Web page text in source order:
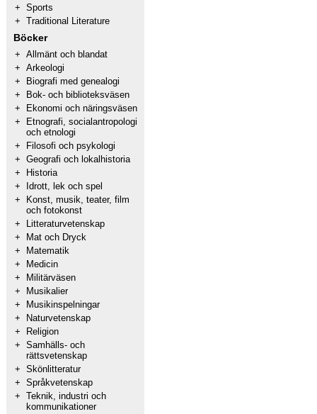
+ Sports
+ Traditional Literature
Böcker
+ Allmänt och blandat
+ Arkeologi
+
Biografi med genealogi
+
Bok- och biblioteksväsen
+
Ekonomi och näringsväsen
+
Etnografi, socialantropologi
och etnologi
+
Filosofi och psykologi
+ Geografi och lokalhistoria
+
Historia
+
Idrott, lek och spel
+
Konst, musik, teater, film
och fotokonst
+
Litteraturvetenskap
+
Mat och Dryck
+
Matematik
+
Medicin
+
Militärväsen
+
Musikalier
+
Musikinspelningar
+
Naturvetenskap
+
Religion
+ Samhälls- och
rättsvetenskap
+ Skönlitteratur
+ Språkvetenskap
+ Teknik, industri och
kommunikationer